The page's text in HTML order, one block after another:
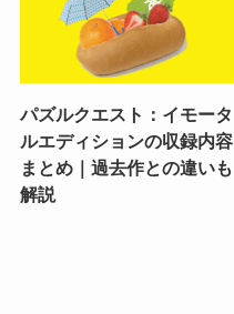
パズルクエスト：イモータ
ルエディションの収録内容
まとめ｜過去作との違いも
解説